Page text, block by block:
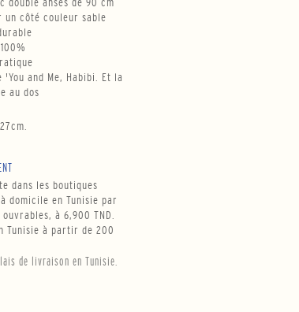
côté couleur sable
and Me, Habibi. Et la
au dos
dans les boutiques
domicile en Tunisie par
à 6,900 TND.
Tunisie à partir de 200
de livraison en Tunisie.